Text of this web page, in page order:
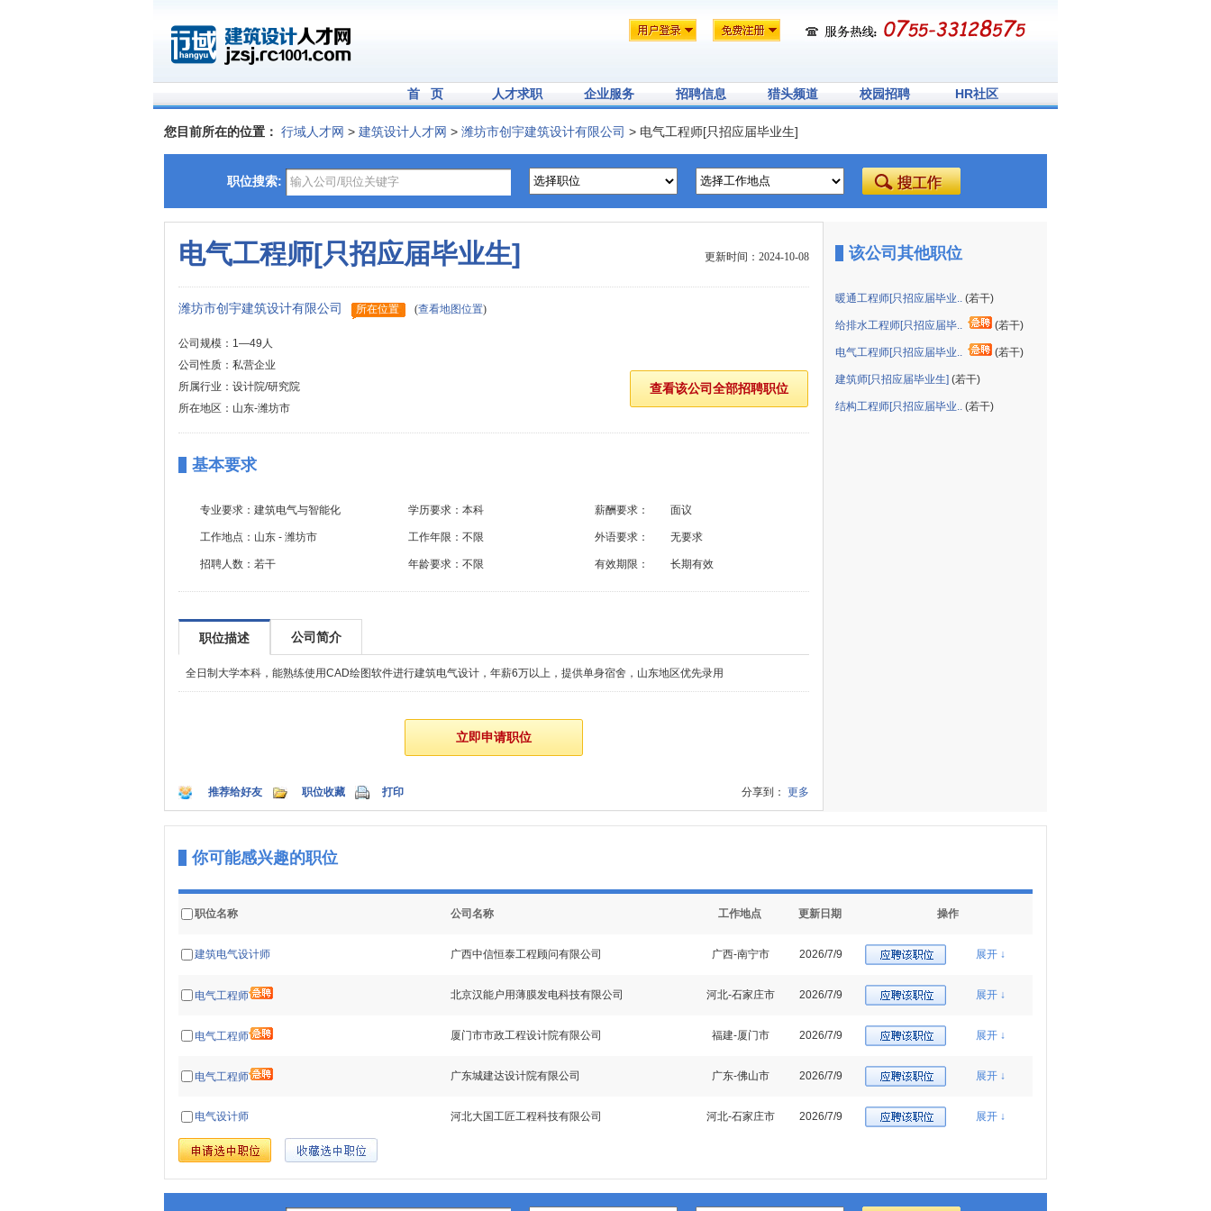
首 页 人才求职 企业服务 招聘信息 猎头频道 校园招聘 HR社区
您目前所在的位置： 行域人才网 > 建筑设计人才网 > 潍坊市创宇建筑设计有限公司 > 电气工程师[只招应届毕业生]
职位搜索:
更新时间：2024-10-08
电气工程师[只招应届毕业生]
潍坊市创宇建筑设计有限公司 所在位置 (查看地图位置)
公司规模：1—49人
公司性质：私营企业
所属行业：设计院/研究院
所在地区：山东-潍坊市
基本要求
专业要求： 建筑电气与智能化 学历要求： 本科 薪酬要求： 面议
工作地点： 山东 - 潍坊市 工作年限： 不限 外语要求： 无要求
招聘人数： 若干 年龄要求： 不限 有效期限： 长期有效
职位描述 公司简介
全日制大学本科，能熟练使用CAD绘图软件进行建筑电气设计，年薪6万以上，提供单身宿舍，山东地区优先录用
推荐给好友 职位收藏 打印 分享到： 更多
该公司其他职位
暖通工程师[只招应届毕业.. (若干)
给排水工程师[只招应届毕.. (若干)
电气工程师[只招应届毕业.. (若干)
建筑师[只招应届毕业生] (若干)
结构工程师[只招应届毕业.. (若干)
你可能感兴趣的职位
职位名称 公司名称 工作地点 更新日期 操作
建筑电气设计师 广西中信恒泰工程顾问有限公司 广西-南宁市 2026/7/9 展开 ↓
电气工程师 北京汉能户用薄膜发电科技有限公司 河北-石家庄市 2026/7/9 展开 ↓
电气工程师 厦门市市政工程设计院有限公司 福建-厦门市 2026/7/9 展开 ↓
电气工程师 广东城建达设计院有限公司 广东-佛山市 2026/7/9 展开 ↓
电气设计师 河北大国工匠工程科技有限公司 河北-石家庄市 2026/7/9 展开 ↓